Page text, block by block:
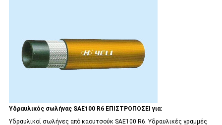
Υδραυλικός σωλήνας SAE100 R6 ΕΠΙΣΤΡΟΠΟΣΕΙ για:
Υδραυλικοί σωλήνες από καουτσούκ SAE100 R6. Υδραυλικές γραμμές